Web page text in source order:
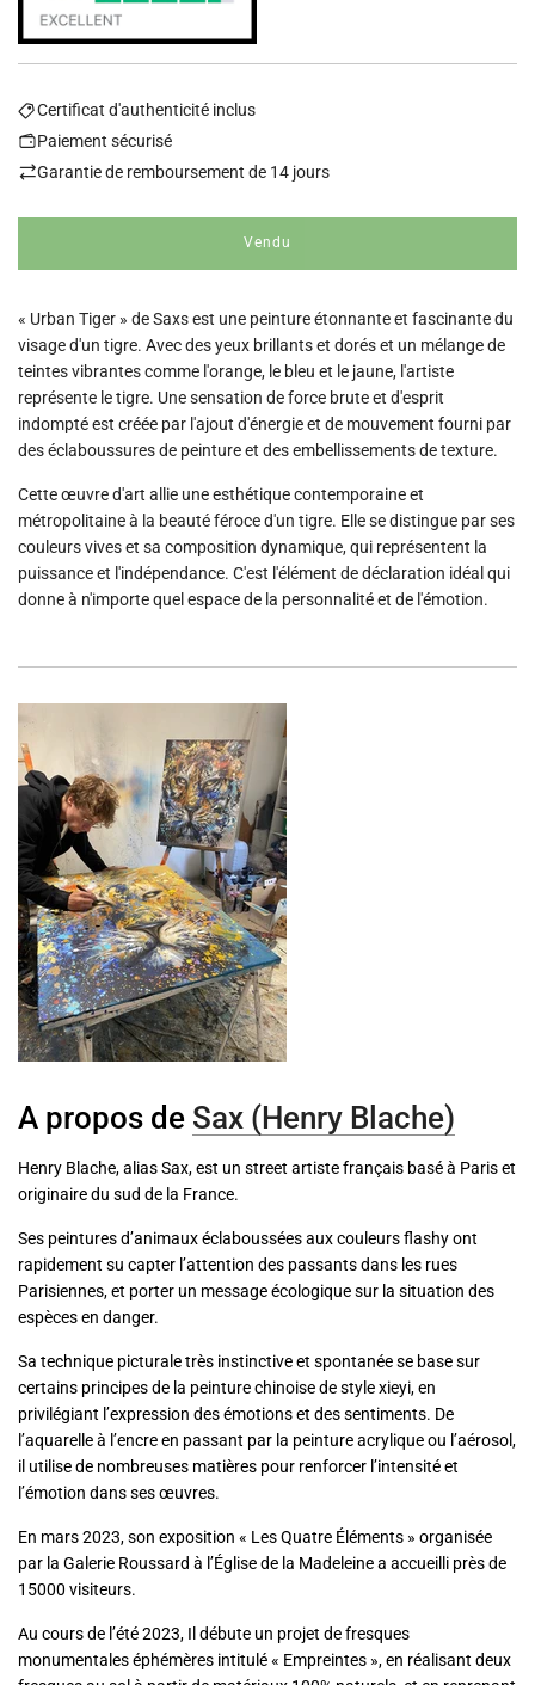
Certificat d'authenticité inclus
Paiement sécurisé
Garantie de remboursement de 14 jours
Vendu
c
h
r
g
e
m
n
t
.
.
« Urban Tiger » de Saxs est une peinture étonnante et fascinante du
visage d'un tigre. Avec des yeux brillants et dorés et un mélange de
teintes vibrantes comme l'orange, le bleu et le jaune, l'artiste
représente le tigre. Une sensation de force brute et d'esprit
indompté est créée par l'ajout d'énergie et de mouvement fourni par
des éclaboussures de peinture et des embellissements de texture.
Cette œuvre d'art allie une esthétique contemporaine et
métropolitaine à la beauté féroce d'un tigre. Elle se distingue par ses
couleurs vives et sa composition dynamique, qui représentent la
puissance et l'indépendance. C'est l'élément de déclaration idéal qui
donne à n'importe quel espace de la personnalité et de l'émotion.
A propos de Sax (Henry Blache)
Henry Blache, alias Sax, est un street artiste français basé à Paris et
originaire du sud de la France.
Ses peintures d’animaux éclaboussées aux couleurs flashy ont
rapidement su capter l’attention des passants dans les rues
Parisiennes, et porter un message écologique sur la situation des
espèces en danger.
Sa technique picturale très instinctive et spontanée se base sur
certains principes de la peinture chinoise de style xieyi, en
privilégiant l’expression des émotions et des sentiments. De
l’aquarelle à l’encre en passant par la peinture acrylique ou l’aérosol,
il utilise de nombreuses matières pour renforcer l’intensité et
l’émotion dans ses œuvres.
En mars 2023, son exposition « Les Quatre Éléments » organisée
par la Galerie Roussard à l’Église de la Madeleine a accueilli près de
15000 visiteurs.
Au cours de l’été 2023, Il débute un projet de fresques
monumentales éphémères intitulé « Empreintes », en réalisant deux